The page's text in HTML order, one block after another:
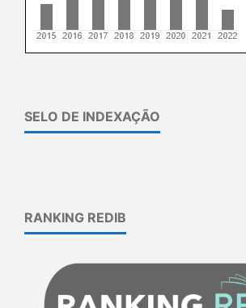
SELO DE INDEXAÇÃO
RANKING REDIB